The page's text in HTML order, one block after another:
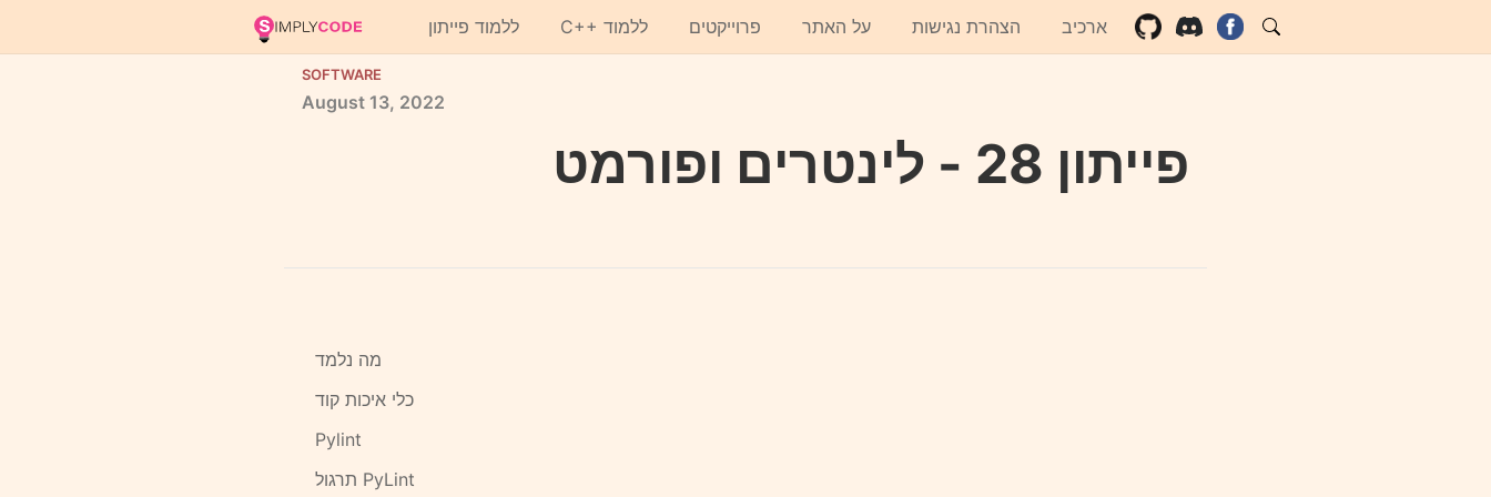
ללמוד פייתון C++ ללמוד פרוייקטים על האתר הצהרת נגישות ארכיב
SOFTWARE
August 13, 2022
פייתון 28 - לינטרים ופורמט
מה נלמד
כלי איכות קוד
Pylint
תרגול PyLint